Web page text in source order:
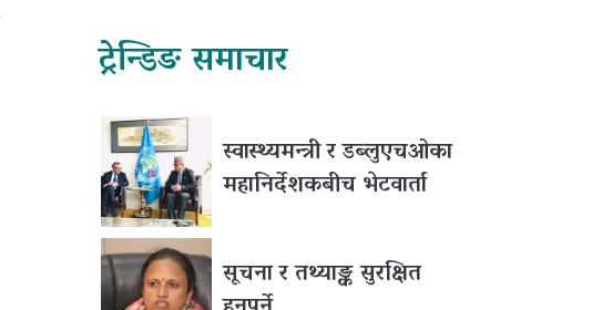
ट्रेन्डिङ समाचार
स्वास्थ्यमन्त्री र डब्लुएचओका
महानिर्देशकबीच भेटवार्ता
सूचना र तथ्याङ्क सुरक्षित